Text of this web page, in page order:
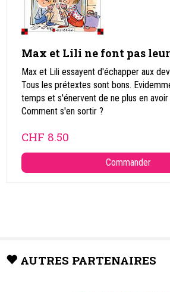
Max et Lili ne font pas
Max et Lili essayent d'échapper aux
Tous les prétextes sont bons.
temps et s'énervent de ne plus en
Comment s'en sortir ?
CHF 8.50
Commander
AUTRES PARTENAIRES